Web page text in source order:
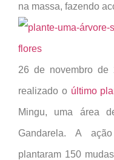
na massa, fazendo
26 de novembro de
realizado o último
Mingu, uma área
Gandarela. A
plantaram 150